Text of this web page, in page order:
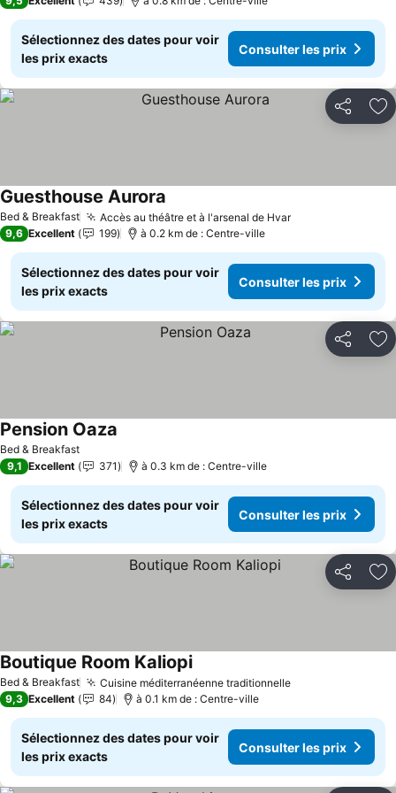
Sélectionnez des dates pour voir
les prix exacts
Consulter les prix
Partager
Bed & Breakfast Accès au théâtre et à l'arsenal de HvarConsulter les
Guesthouse Aurora
9,6 Excellent 199 à 0.2 km de : Centre-ville
Sélectionnez des dates pour voir
les prix exacts
Consulter les prix
Partager
Bed & Breakfast
Pension Oaza
9,1 Excellent 371 à 0.3 km de : Centre-ville
Sélectionnez des dates pour voir
les prix exacts
Consulter les prix
Partager
Bed & Breakfast Cuisine méditerranéenne traditionnelleConsulter les
Boutique Room KaliopiConsulter les prix
9,3 Excellent 84 à 0.1 km de : Centre-ville
Sélectionnez des dates pour voir
les prix exacts
Consulter les prix